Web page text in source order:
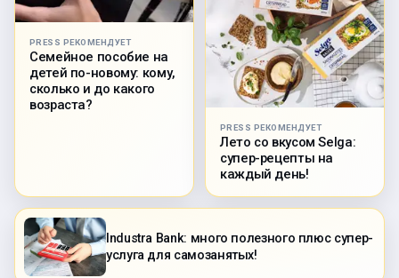
PRESS РЕКОМЕНДУЕТ
Семейное пособие на
детей по-новому: кому,
сколько и до какого
возраста?
PRESS РЕКОМЕНДУЕТ
Лето со вкусом Selga:
супер-рецепты на
каждый день!
Industra Bank: много полезного плюс супер-
услуга для самозанятых!